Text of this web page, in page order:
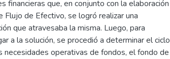
financieras que, en conjunto con la elaboración
de Efectivo, se logró realizar una
que atravesaba la misma. Luego, para
a la solución, se procedió a determinar el ciclo
necesidades operativas de fondos, el fondo de